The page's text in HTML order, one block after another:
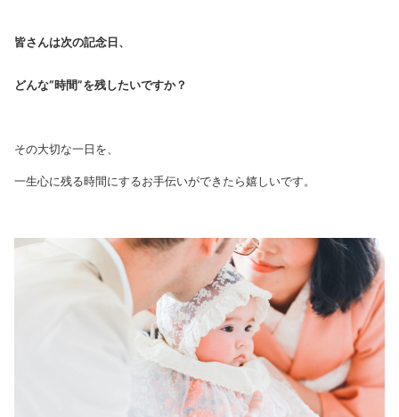
皆さんは次の記念日、
どんな“時間”を残したいですか？
その大切な一日を、
一生心に残る時間にするお手伝いができたら嬉しいです。